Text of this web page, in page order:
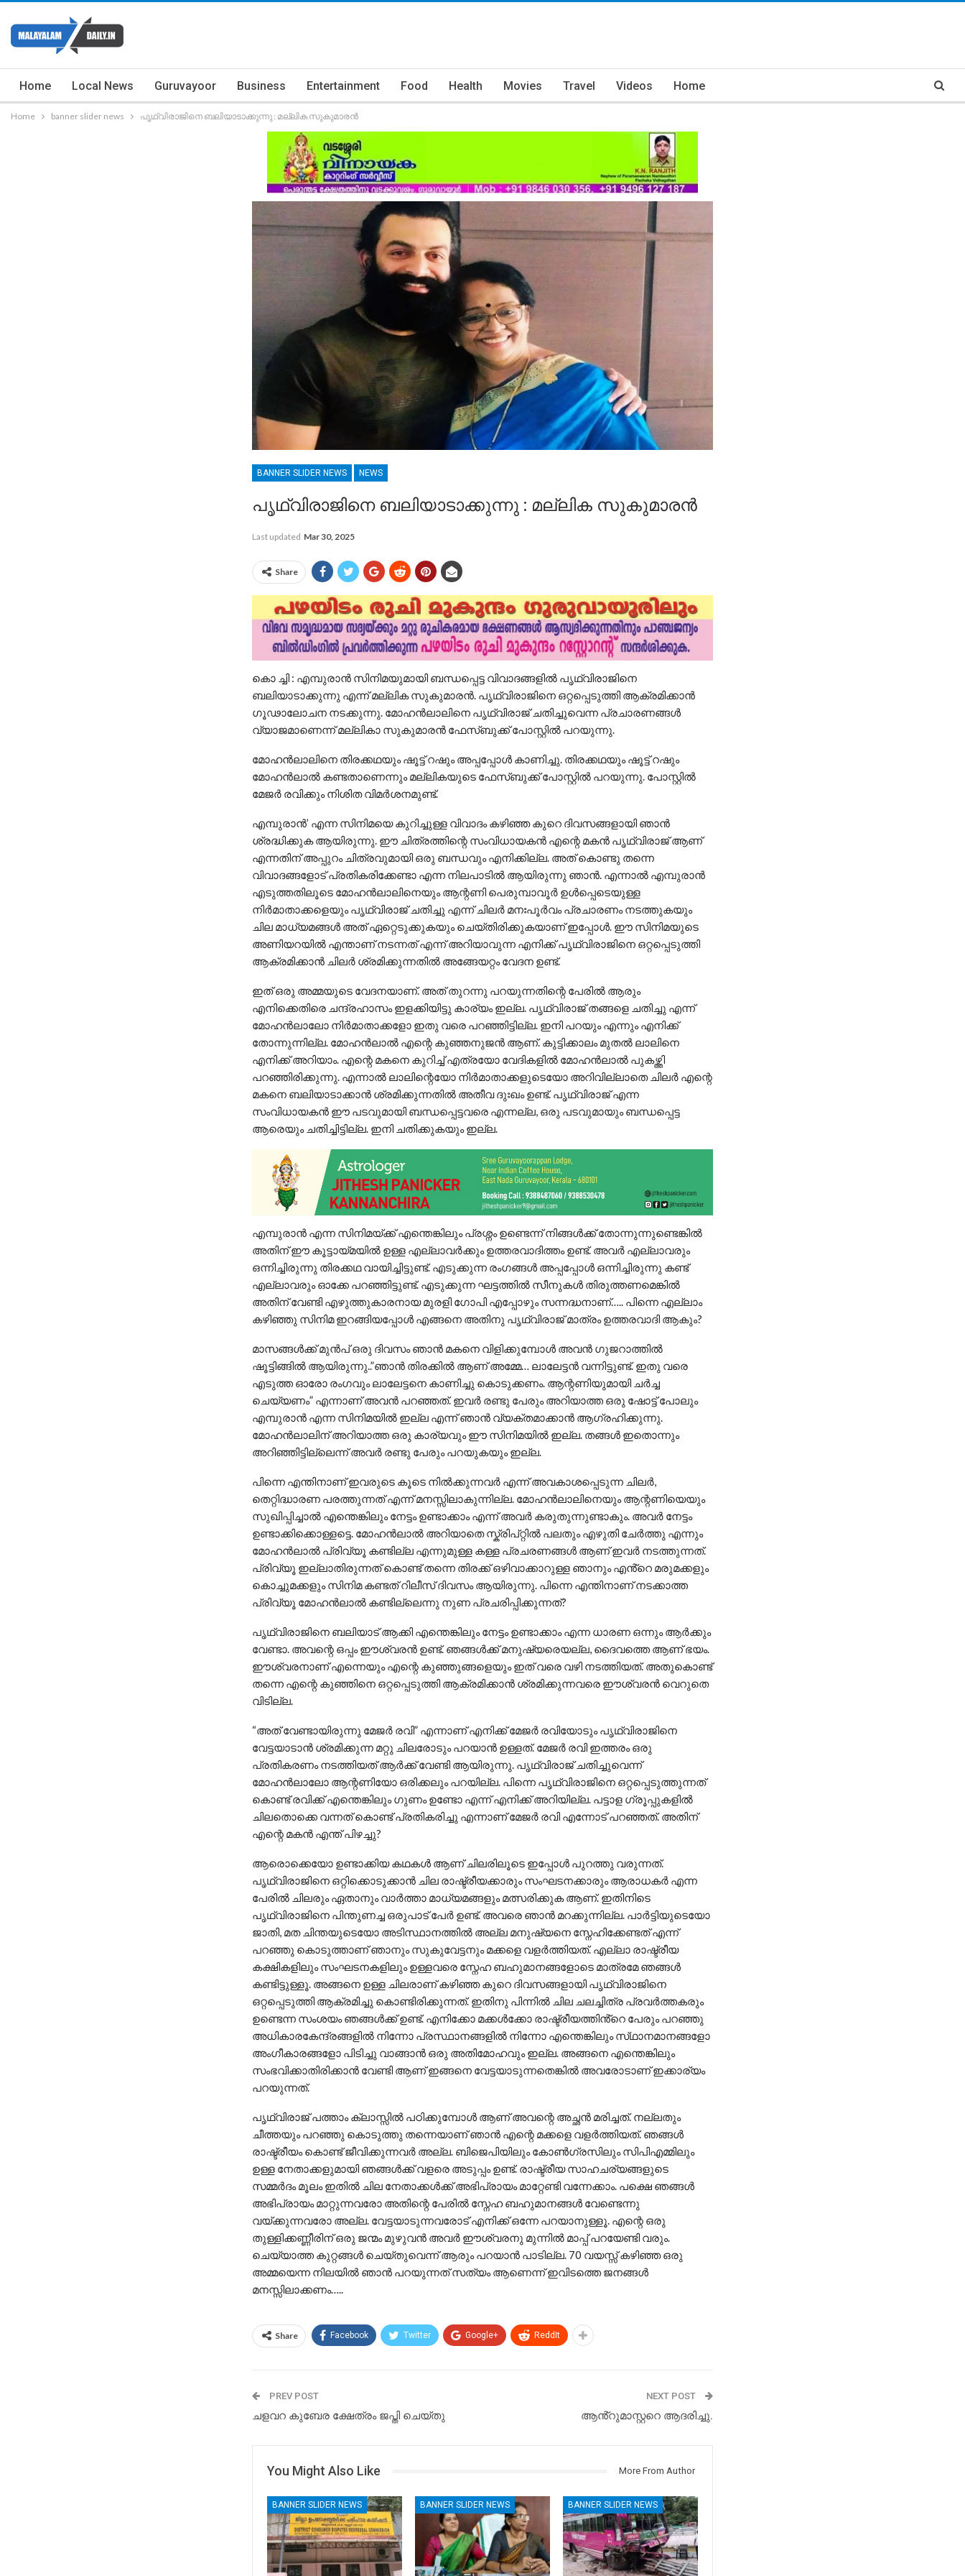
Home Local News Guruvayoor Business Entertainment Food Health Movies Travel Videos Home
Home banner slider news പൃഥ്വിരാജിനെ ബലിയാടാക്കുന്നു : മല്ലിക സുകുമാരൻ
BANNER SLIDER NEWS NEWS
പൃഥ്വിരാജിനെ ബലിയാടാക്കുന്നു : മല്ലിക സുകുമാരൻ
Last updated Mar 30, 2025
Share
കൊ ച്ചി : എമ്പുരാൻ സിനിമയുമായി ബന്ധപ്പെട്ട വിവാദങ്ങളിൽ പൃഥ്വിരാജിനെ
ബലിയാടാക്കുന്നു എന്ന് മല്ലിക സുകുമാരൻ. പൃഥ്വിരാജിനെ ഒറ്റപ്പെടുത്തി ആക്രമിക്കാൻ
ഗൂഢാലോചന നടക്കുന്നു. മോഹൻലാലിനെ പൃഥ്വിരാജ് ചതിച്ചുവെന്ന പ്രചാരണങ്ങൾ
വ്യാജമാണെന്ന് മല്ലികാ സുകുമാരൻ ഫേസ്ബുക്ക് പോസ്റ്റിൽ പറയുന്നു.
മോഹൻലാലിനെ തിരക്കഥയും ഷൂട്ട് റഷും അപ്പപ്പോൾ കാണിച്ചു. തിരക്കഥയും ഷൂട്ട് റഷും
മോഹൻലാൽ കണ്ടതാണെന്നും മല്ലികയുടെ ഫേസ്ബുക്ക് പോസ്റ്റിൽ പറയുന്നു. പോസ്റ്റിൽ
മേജർ രവിക്കും നിശിത വിമർശനമുണ്ട്.
എമ്പുരാൻ’ എന്ന സിനിമയെ കുറിച്ചുള്ള വിവാദം കഴിഞ്ഞ കുറെ ദിവസങ്ങളായി ഞാൻ
ശ്രദ്ധിക്കുക ആയിരുന്നു. ഈ ചിത്രത്തിന്റെ സംവിധായകൻ എന്റെ മകൻ പൃഥ്വിരാജ് ആണ്
എന്നതിന് അപ്പുറം ചിത്രവുമായി ഒരു ബന്ധവും എനിക്കില്ല. അത് കൊണ്ടു തന്നെ
വിവാദങ്ങളോട് പ്രതികരിക്കേണ്ടാ എന്ന നിലപാടിൽ ആയിരുന്നു ഞാൻ. എന്നാൽ എമ്പുരാൻ
എടുത്തതിലൂടെ മോഹൻലാലിനെയും ആന്റണി പെരുമ്പാവൂർ ഉൾപ്പെടെയുള്ള
നിർമാതാക്കളെയും പൃഥ്വിരാജ് ചതിച്ചു എന്ന് ചിലർ മനഃപൂർവം പ്രചാരണം നടത്തുകയും
ചില മാധ്യമങ്ങൾ അത് ഏറ്റെടുക്കുകയും ചെയ്തിരിക്കുകയാണ് ഇപ്പോൾ. ഈ സിനിമയുടെ
അണിയറയിൽ എന്താണ് നടന്നത് എന്ന് അറിയാവുന്ന എനിക്ക് പൃഥ്വിരാജിനെ ഒറ്റപ്പെടുത്തി
ആക്രമിക്കാൻ ചിലർ ശ്രമിക്കുന്നതിൽ അങ്ങേയറ്റം വേദന ഉണ്ട്.
ഇത് ഒരു അമ്മയുടെ വേദനയാണ്. അത് തുറന്നു പറയുന്നതിന്റെ പേരിൽ ആരും
എനിക്കെതിരെ ചന്ദ്രഹാസം ഇളക്കിയിട്ടു കാര്യം ഇല്ല. പൃഥ്വിരാജ് തങ്ങളെ ചതിച്ചു എന്ന്
മോഹൻലാലോ നിർമാതാക്കളോ ഇതു വരെ പറഞ്ഞിട്ടില്ല. ഇനി പറയും എന്നും എനിക്ക്
തോന്നുന്നില്ല. മോഹൻലാൽ എന്റെ കുഞ്ഞനുജൻ ആണ്. കുട്ടിക്കാലം മുതൽ ലാലിനെ
എനിക്ക് അറിയാം. എന്റെ മകനെ കുറിച്ച് എത്രയോ വേദികളിൽ മോഹൻലാൽ പുകഴ്ത്തി
പറഞ്ഞിരിക്കുന്നു. എന്നാൽ ലാലിന്റെയോ നിർമാതാക്കളുടെയോ അറിവില്ലാതെ ചിലർ എന്റെ
മകനെ ബലിയാടാക്കാൻ ശ്രമിക്കുന്നതിൽ അതീവ ദുഃഖം ഉണ്ട്. പൃഥ്വിരാജ് എന്ന
സംവിധായകൻ ഈ പടവുമായി ബന്ധപ്പെട്ടവരെ എന്നല്ല, ഒരു പടവുമായും ബന്ധപ്പെട്ട
ആരെയും ചതിച്ചിട്ടില്ല. ഇനി ചതിക്കുകയും ഇല്ല.
എമ്പുരാൻ എന്ന സിനിമയ്ക്ക് എന്തെങ്കിലും പ്രശ്നം ഉണ്ടെന്ന് നിങ്ങൾക്ക് തോന്നുന്നുണ്ടെങ്കിൽ
അതിന് ഈ കൂട്ടായ്മയിൽ ഉള്ള എല്ലാവർക്കും ഉത്തരവാദിത്തം ഉണ്ട്. അവർ എല്ലാവരും
ഒന്നിച്ചിരുന്നു തിരക്കഥ വായിച്ചിട്ടുണ്ട്. എടുക്കുന്ന രംഗങ്ങൾ അപ്പപ്പോൾ ഒന്നിച്ചിരുന്നു കണ്ട്
എല്ലാവരും ഓക്കേ പറഞ്ഞിട്ടുണ്ട്. എടുക്കുന്ന ഘട്ടത്തിൽ സീനുകൾ തിരുത്തണമെങ്കിൽ
അതിന് വേണ്ടി എഴുത്തുകാരനായ മുരളി ഗോപി എപ്പോഴും സന്നദ്ധനാണ്….. പിന്നെ എല്ലാം
കഴിഞ്ഞു സിനിമ ഇറങ്ങിയപ്പോൾ എങ്ങനെ അതിനു പൃഥ്വിരാജ് മാത്രം ഉത്തരവാദി ആകും?
മാസങ്ങൾക്ക് മുൻപ് ഒരു ദിവസം ഞാൻ മകനെ വിളിക്കുമ്പോൾ അവൻ ഗുജറാത്തിൽ
ഷൂട്ടിങ്ങിൽ ആയിരുന്നു..”ഞാൻ തിരക്കിൽ ആണ് അമ്മേ… ലാലേട്ടൻ വന്നിട്ടുണ്ട്. ഇതു വരെ
എടുത്ത ഓരോ രംഗവും ലാലേട്ടനെ കാണിച്ചു കൊടുക്കണം. ആന്റണിയുമായി ചർച്ച
ചെയ്യണം” എന്നാണ് അവൻ പറഞ്ഞത്. ഇവർ രണ്ടു പേരും അറിയാത്ത ഒരു ഷോട്ട് പോലും
എമ്പുരാൻ എന്ന സിനിമയിൽ ഇല്ല എന്ന് ഞാൻ വ്യക്തമാക്കാൻ ആഗ്രഹിക്കുന്നു.
മോഹൻലാലിന് അറിയാത്ത ഒരു കാര്യവും ഈ സിനിമയിൽ ഇല്ല. തങ്ങൾ ഇതൊന്നും
അറിഞ്ഞിട്ടില്ലെന്ന് അവർ രണ്ടു പേരും പറയുകയും ഇല്ല.
പിന്നെ എന്തിനാണ് ഇവരുടെ കൂടെ നിൽക്കുന്നവർ എന്ന് അവകാശപ്പെടുന്ന ചിലർ,
തെറ്റിദ്ധാരണ പരത്തുന്നത് എന്ന് മനസ്സിലാകുന്നില്ല. മോഹൻലാലിനെയും ആന്റണിയെയും
സുഖിപ്പിച്ചാൽ എന്തെങ്കിലും നേട്ടം ഉണ്ടാക്കാം എന്ന് അവർ കരുതുന്നുണ്ടാകും. അവർ നേട്ടം
ഉണ്ടാക്കിക്കൊള്ളട്ടെ. മോഹൻലാൽ അറിയാതെ സ്ക്രിപ്റ്റിൽ പലതും എഴുതി ചേർത്തു എന്നും
മോഹൻലാൽ പ്രിവ്യൂ കണ്ടില്ല എന്നുമുള്ള കള്ള പ്രചരണങ്ങൾ ആണ് ഇവർ നടത്തുന്നത്.
പ്രിവ്യൂ ഇല്ലാതിരുന്നത് കൊണ്ട് തന്നെ തിരക്ക് ഒഴിവാക്കാറുള്ള ഞാനും എൻ്റെ മരുമക്കളും
കൊച്ചുമക്കളും സിനിമ കണ്ടത് റിലീസ് ദിവസം ആയിരുന്നു. പിന്നെ എന്തിനാണ് നടക്കാത്ത
പ്രിവ്യൂ മോഹൻലാൽ കണ്ടില്ലെന്നു നുണ പ്രചരിപ്പിക്കുന്നത്?
പൃഥ്വിരാജിനെ ബലിയാട് ആക്കി എന്തെങ്കിലും നേട്ടം ഉണ്ടാക്കാം എന്ന ധാരണ ഒന്നും ആർക്കും
വേണ്ടാ. അവന്റെ ഒപ്പം ഈശ്വരൻ ഉണ്ട്. ഞങ്ങൾക്ക് മനുഷ്യരെയല്ല, ദൈവത്തെ ആണ് ഭയം.
ഈശ്വരനാണ് എന്നെയും എന്റെ കുഞ്ഞുങ്ങളെയും ഇത് വരെ വഴി നടത്തിയത്. അതുകൊണ്ട്
തന്നെ എന്റെ കുഞ്ഞിനെ ഒറ്റപ്പെടുത്തി ആക്രമിക്കാൻ ശ്രമിക്കുന്നവരെ ഈശ്വരൻ വെറുതെ
വിടില്ല.
“അത് വേണ്ടായിരുന്നു മേജർ രവി” എന്നാണ് എനിക്ക് മേജർ രവിയോടും പൃഥ്വിരാജിനെ
വേട്ടയാടാൻ ശ്രമിക്കുന്ന മറ്റു ചിലരോടും പറയാൻ ഉള്ളത്. മേജർ രവി ഇത്തരം ഒരു
പ്രതികരണം നടത്തിയത് ആർക്ക് വേണ്ടി ആയിരുന്നു. പൃഥ്വിരാജ് ചതിച്ചുവെന്ന്
മോഹൻലാലോ ആന്റണിയോ ഒരിക്കലും പറയില്ല. പിന്നെ പൃഥ്വിരാജിനെ ഒറ്റപ്പെടുത്തുന്നത്
കൊണ്ട് രവിക്ക് എന്തെങ്കിലും ഗുണം ഉണ്ടോ എന്ന് എനിക്ക് അറിയില്ല. പട്ടാള ഗ്രൂപ്പുകളിൽ
ചിലതൊക്കെ വന്നത് കൊണ്ട് പ്രതികരിച്ചു എന്നാണ് മേജർ രവി എന്നോട് പറഞ്ഞത്. അതിന്
എന്റെ മകൻ എന്ത് പിഴച്ചു?
ആരൊക്കെയോ ഉണ്ടാക്കിയ കഥകൾ ആണ് ചിലരിലൂടെ ഇപ്പോൾ പുറത്തു വരുന്നത്.
പൃഥ്വിരാജിനെ ഒറ്റിക്കൊടുക്കാൻ ചില രാഷ്ട്രീയക്കാരും സംഘടനക്കാരും ആരാധകർ എന്ന
പേരിൽ ചിലരും ഏതാനും വാർത്താ മാധ്യമങ്ങളും മത്സരിക്കുക ആണ്. ഇതിനിടെ
പൃഥ്വിരാജിനെ പിന്തുണച്ച ഒരുപാട് പേർ ഉണ്ട്. അവരെ ഞാൻ മറക്കുന്നില്ല. പാർട്ടിയുടെയോ
ജാതി, മത ചിന്തയുടെയോ അടിസ്ഥാനത്തിൽ അല്ല മനുഷ്യനെ സ്നേഹിക്കേണ്ടത് എന്ന്
പറഞ്ഞു കൊടുത്താണ് ഞാനും സുകുവേട്ടനും മക്കളെ വളർത്തിയത്. എല്ലാ രാഷ്ട്രീയ
കക്ഷികളിലും സംഘടനകളിലും ഉള്ളവരെ സ്നേഹ ബഹുമാനങ്ങളോടെ മാത്രമേ ഞങ്ങൾ
കണ്ടിട്ടുള്ളൂ. അങ്ങനെ ഉള്ള ചിലരാണ് കഴിഞ്ഞ കുറെ ദിവസങ്ങളായി പൃഥ്വിരാജിനെ
ഒറ്റപ്പെടുത്തി ആക്രമിച്ചു കൊണ്ടിരിക്കുന്നത്. ഇതിനു പിന്നിൽ ചില ചലച്ചിത്ര പ്രവർത്തകരും
ഉണ്ടെന്ന സംശയം ഞങ്ങൾക്ക് ഉണ്ട്. എനിക്കോ മക്കൾക്കോ രാഷ്ട്രീയത്തിൻ്റെ പേരും പറഞ്ഞു
അധികാരകേന്ദ്രങ്ങളിൽ നിന്നോ പ്രസ്ഥാനങ്ങളിൽ നിന്നോ എന്തെങ്കിലും സ്‌ഥാനമാനങ്ങളോ
അംഗീകാരങ്ങളോ പിടിച്ചു വാങ്ങാൻ ഒരു അതിമോഹവും ഇല്ല. അങ്ങനെ എന്തെങ്കിലും
സംഭവിക്കാതിരിക്കാൻ വേണ്ടി ആണ് ഇങ്ങനെ വേട്ടയാടുന്നതെങ്കിൽ അവരോടാണ് ഇക്കാര്യം
പറയുന്നത്.
പൃഥ്വിരാജ് പത്താം ക്ലാസ്സിൽ പഠിക്കുമ്പോൾ ആണ് അവന്റെ അച്ഛൻ മരിച്ചത്. നല്ലതും
ചീത്തയും പറഞ്ഞു കൊടുത്തു തന്നെയാണ് ഞാൻ എന്റെ മക്കളെ വളർത്തിയത്. ഞങ്ങൾ
രാഷ്ട്രീയം കൊണ്ട് ജീവിക്കുന്നവർ അല്ല. ബിജെപിയിലും കോൺഗ്രസിലും സിപിഎമ്മിലും
ഉള്ള നേതാക്കളുമായി ഞങ്ങൾക്ക് വളരെ അടുപ്പം ഉണ്ട്. രാഷ്ട്രീയ സാഹചര്യങ്ങളുടെ
സമ്മർദം മൂലം ഇതിൽ ചില നേതാക്കൾക്ക് അഭിപ്രായം മാറ്റേണ്ടി വന്നേക്കാം. പക്ഷെ ഞങ്ങൾ
അഭിപ്രായം മാറ്റുന്നവരോ അതിന്റെ പേരിൽ സ്നേഹ ബഹുമാനങ്ങൾ വേണ്ടെന്നു
വയ്ക്കുന്നവരോ അല്ല. വേട്ടയാടുന്നവരോട് എനിക്ക് ഒന്നേ പറയാനുള്ളൂ. എന്റെ ഒരു
തുള്ളിക്കണ്ണീരിന് ഒരു ജന്മം മുഴുവൻ അവർ ഈശ്വരനു മുന്നിൽ മാപ്പ് പറയേണ്ടി വരും.
ചെയ്യാത്ത കുറ്റങ്ങൾ ചെയ്തുവെന്ന് ആരും പറയാൻ പാടില്ല. 70 വയസ്സ് കഴിഞ്ഞ ഒരു
അമ്മയെന്ന നിലയിൽ ഞാൻ പറയുന്നത് സത്യം ആണെന്ന് ഇവിടത്തെ ജനങ്ങൾ
മനസ്സിലാക്കണം…..
Share Facebook Twitter Google+ ReddIt
PREV POST
ചളവറ കുബേര ക്ഷേത്രം ജപ്തി ചെയ്തു
NEXT POST
ആൻ്റുമാസ്റ്ററെ ആദരിച്ചു.
You Might Also Like More From Author
BANNER SLIDER NEWS BANNER SLIDER NEWS BANNER SLIDER NEWS